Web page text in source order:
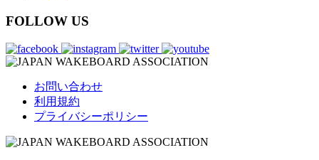
FOLLOW US
お問い合わせ
利用規約
プライバシーポリシー